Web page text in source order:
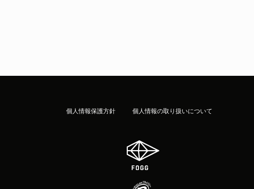
個人情報保護方針 個人情報の取り扱いについて